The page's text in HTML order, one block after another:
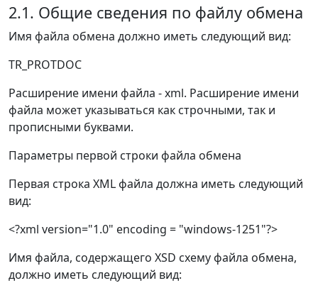
2.1. Общие сведения по файлу обмена
Имя файла обмена должно иметь следующий вид:
TR_PROTDOC
Расширение имени файла - xml. Расширение имени
файла может указываться как строчными, так и
прописными буквами.
Параметры первой строки файла обмена
Первая строка XML файла должна иметь следующий
вид:
<?xml version="1.0" encoding = "windows-1251"?>
Имя файла, содержащего XSD схему файла обмена,
должно иметь следующий вид: